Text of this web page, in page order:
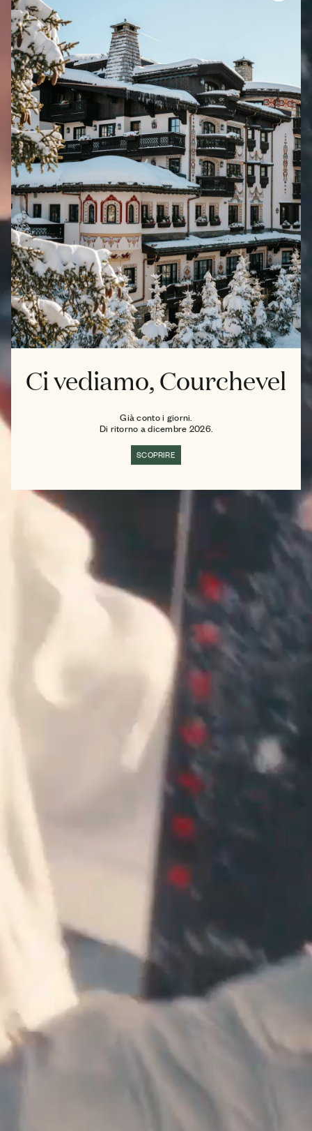
Ci vediamo, Courchevel
Già conto i giorni.
Di ritorno a dicembre 2026.
SCOPRIRE